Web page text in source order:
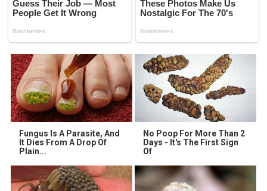
Fungus Is A Parasite, And
It Dies From A Drop Of
Plain...
No Poop For More Than 2
Days - It's The First Sign
Of